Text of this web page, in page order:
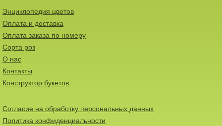
Энциклопедия цветов
Оплата и доставка
Оплата заказа по номеру
Сорта роз
О нас
Контакты
Конструктор букетов
Согласие на обработку персональных данных
Политика конфиденциальности